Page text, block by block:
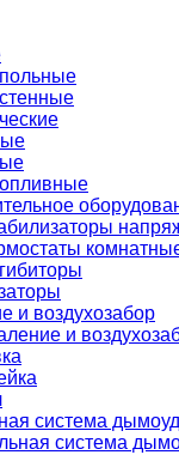
и воздухозабор
и
система
система